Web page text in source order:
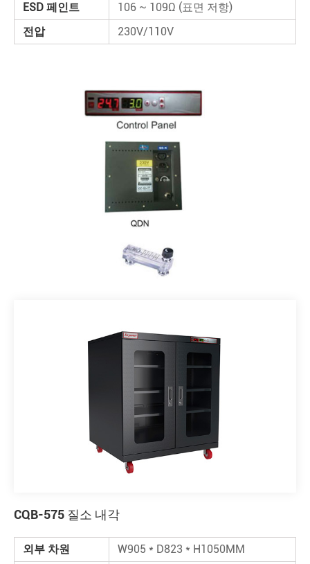
ESD 페인트
106 ~ 109Ω (표면 저항)
전압
230V/110V
CQB-575 질소 내각
외부 차원
W905 * D823 * H1050MM